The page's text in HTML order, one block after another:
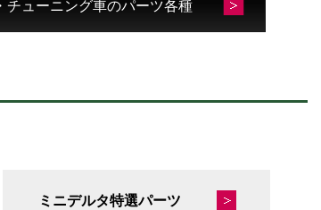
チューニング車のパーツ各種
ミニデルタ特選パーツ